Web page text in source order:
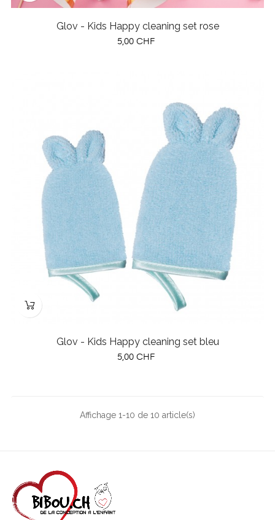
Glov - Kids Happy cleaning set rose
Prix
5,00 CHF
Glov - Kids Happy cleaning set bleu
Prix
5,00 CHF
Affichage 1-10 de 10 article(s)